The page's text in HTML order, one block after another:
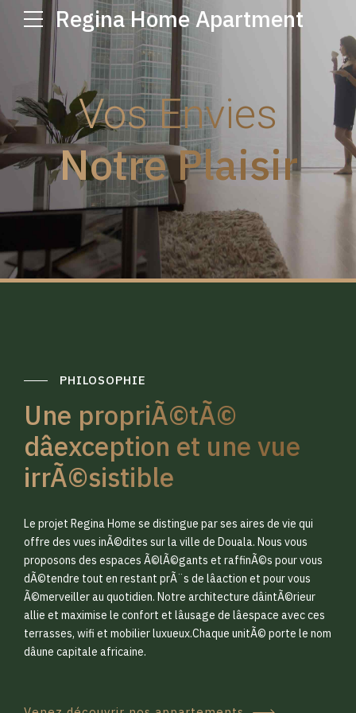
Regina Home Apartment
Vos Envies
Notre Plaisir
PHILOSOPHIE
Une propriÃ©tÃ©
dâexception et une vue
irrÃ©sistible
Le projet Regina Home se distingue par ses aires de vie qui
offre des vues inÃ©dites sur la ville de Douala. Nous vous
proposons des espaces Ã©lÃ©gants et raffinÃ©s pour vous
dÃ©tendre tout en restant prÃ¨s de lâaction et pour vous
Ã©merveiller au quotidien. Notre architecture dâintÃ©rieur
allie et maximise le confort et lâusage de lâespace avec ces
terrasses, wifi et mobilier luxueux.Chaque unitÃ© porte le nom
dâune capitale africaine.
0
1
2
3
0
1
2
3